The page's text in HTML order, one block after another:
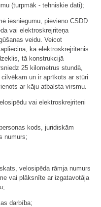
(turpmāk - tehniskie dati);
iesniegumu, pievieno CSDD
vai elektroskrejriteņa
veidu. Veicot
ka elektroskrejritenis
tā konstrukcijā
25 kilometrus stundā,
un ir aprīkots ar stūri
ar kāju atbalsta virsmu.
vai elektroskrejriteni
kods, juridiskām
numurs;
velosipēda rāmja numurs
vai plāksnīte ar izgatavotāja
darbība;